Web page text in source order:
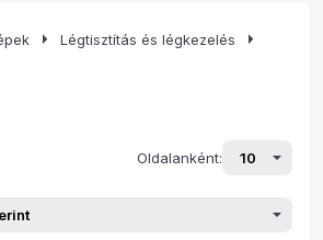
arrow_right Légtisztítás és légkezelés arrow_right
Oldalanként: